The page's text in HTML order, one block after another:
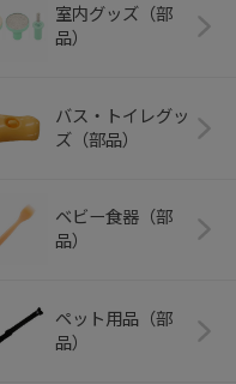
室内グッズ（部
品）
バス・トイレグッ
ズ（部品）
ベビー食器（部
品）
ペット用品（部
品）